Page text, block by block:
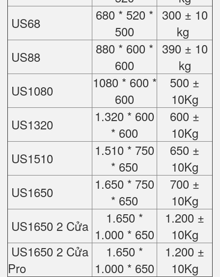
US68
680 * 520 *
500
300 ± 10
kg
US88
880 * 600 *
600
390 ± 10
kg
US1080
1080 * 600 *
600
500 ±
10Kg
US1320
1.320 * 600
* 600
600 ±
10Kg
US1510
1.510 * 750
* 650
650 ±
10Kg
US1650
1.650 * 750
* 650
700 ±
10Kg
US1650 2 Cửa
1.650 *
1.000 * 650
1.200 ±
10Kg
US1650 2 Cửa
Pro
1.650 *
1.000 * 650
1.200 ±
10Kg